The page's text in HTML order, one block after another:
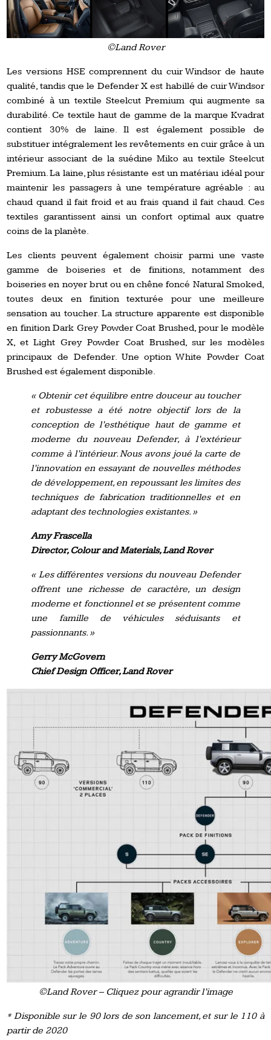
©Land Rover
Les versions HSE comprennent du cuir Windsor de haute
qualité, tandis que le Defender X est habillé de cuir Windsor
combiné à un textile Steelcut Premium qui augmente sa
durabilité. Ce textile haut de gamme de la marque Kvadrat
contient 30% de laine. Il est également possible de
substituer intégralement les revêtements en cuir grâce à un
intérieur associant de la suédine Miko au textile Steelcut
Premium. La laine, plus résistante est un matériau idéal pour
maintenir les passagers à une température agréable : au
chaud quand il fait froid et au frais quand il fait chaud. Ces
textiles garantissent ainsi un confort optimal aux quatre
coins de la planète.
Les clients peuvent également choisir parmi une vaste
gamme de boiseries et de finitions, notamment des
boiseries en noyer brut ou en chêne foncé Natural Smoked,
toutes deux en finition texturée pour une meilleure
sensation au toucher. La structure apparente est disponible
en finition Dark Grey Powder Coat Brushed, pour le modèle
X, et Light Grey Powder Coat Brushed, sur les modèles
principaux de Defender. Une option White Powder Coat
Brushed est également disponible.
« Obtenir cet équilibre entre douceur au toucher
et robustesse a été notre objectif lors de la
conception de l’esthétique haut de gamme et
moderne du nouveau Defender, à l’extérieur
comme à l’intérieur. Nous avons joué la carte de
l’innovation en essayant de nouvelles méthodes
de développement, en repoussant les limites des
techniques de fabrication traditionnelles et en
adaptant des technologies existantes. »
Amy Frascella
Director, Colour and Materials, Land Rover
« Les différentes versions du nouveau Defender
offrent une richesse de caractère, un design
moderne et fonctionnel et se présentent comme
une famille de véhicules séduisants et
passionnants. »
Gerry McGovern
Chief Design Officer, Land Rover
©Land Rover – Cliquez pour agrandir l’image
* Disponible sur le 90 lors de son lancement, et sur le 110 à
partir de 2020